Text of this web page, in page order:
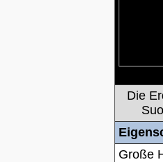
Die
Große